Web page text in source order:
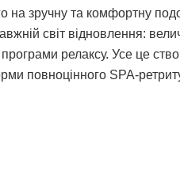
на зручну та комфортну
світ відновлення:
релаксу. Усе це
повноцінного SPA-